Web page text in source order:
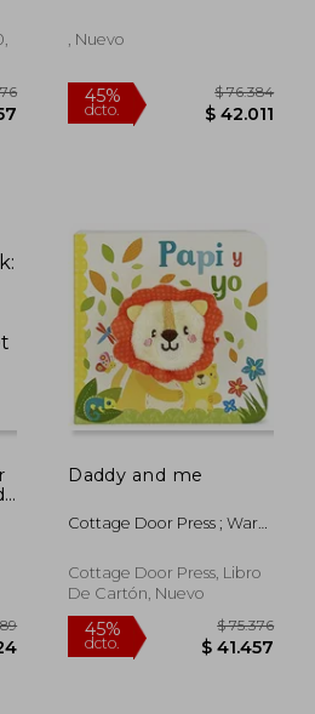
, Nuevo
45%
dcto. $
Daddy and me
Cottage Door Press ; Ward,
Cottage Door Press, Libro
De Cartón, Nuevo